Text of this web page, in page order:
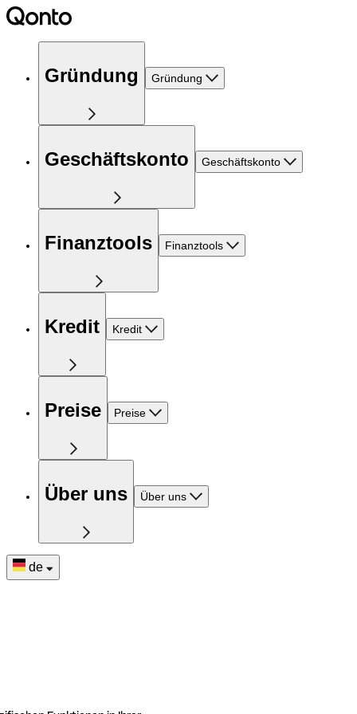
Gründung Gründung
Geschäftskonto Geschäftskonto
Finanztools Finanztools
Kredit Kredit
Preise Preise
Über uns Über uns
de